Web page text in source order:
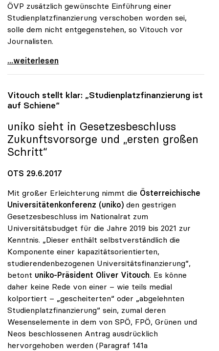
ÖVP zusätzlich gewünschte Einführung einer
Studienplatzfinanzierung verschoben worden sei,
solle dem nicht entgegenstehen, so Vitouch vor
Journalisten.
Erhöhung des Uni-Budgets sollte auch Minister
...weiterlesen
Vitouch stellt klar: „Studienplatzfinanzierung ist
auf Schiene“
uniko sieht in Gesetzesbeschluss
Zukunftsvorsorge und „ersten großen
Schritt“
OTS 29.6.2017
Mit großer Erleichterung nimmt die Österreichische
Universitätenkonferenz (uniko) den gestrigen
Gesetzesbeschluss im Nationalrat zum
Universitätsbudget für die Jahre 2019 bis 2021 zur
Kenntnis. „Dieser enthält selbstverständlich die
Komponente einer kapazitätsorientierten,
studierendenbezogenen Universitätsfinanzierung“,
betont uniko-Präsident Oliver Vitouch. Es könne
daher keine Rede von einer – wie teils medial
kolportiert – „gescheiterten“ oder „abgelehnten
Studienplatzfinanzierung“ sein, zumal deren
Wesenselemente in dem von SPÖ, FPÖ, Grünen und
Neos beschlossenen Antrag ausdrücklich
hervorgehoben werden (Paragraf 141a